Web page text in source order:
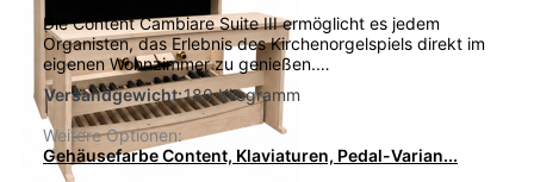
Die Content Cambiare Suite III ermöglicht es jedem
Organisten, das Erlebnis des Kirchenorgelspiels direkt im
eigenen Wohnzimmer zu genießen.…
Versandgewicht:180 Kilogramm
Weitere Optionen:
Gehäusefarbe Content, Klaviaturen, Pedal-Varian...